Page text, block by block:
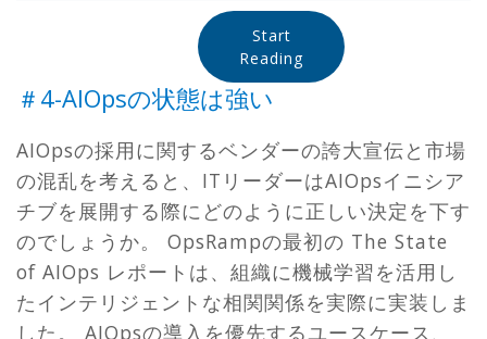
Start
Reading
＃4-AIOpsの状態は強い
AIOpsの採用に関するベンダーの誇大宣伝と市場
の混乱を考えると、ITリーダーはAIOpsイニシア
チブを展開する際にどのように正しい決定を下す
のでしょうか。 OpsRampの最初の The State
of AIOps レポートは、組織に機械学習を活用し
たインテリジェントな相関関係を実際に実装しま
した。 AIOpsの導入を優先するユースケース、